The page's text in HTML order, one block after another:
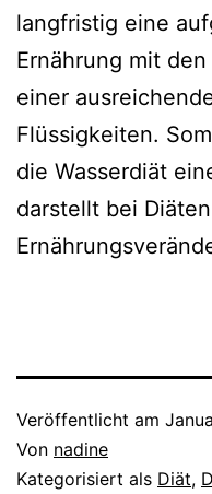
langfristig eine
Ernährung mit
einer
Flüssigkeiten.
die Wasserdiät
darstellt bei
Veröffentlicht am
Von nadine
Kategorisiert als Diät,